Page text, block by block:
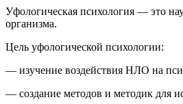
Уфологическая психология — это
организма.
Цель уфологической психологии:
— изучение воздействия НЛО на
— создание методов и методик для